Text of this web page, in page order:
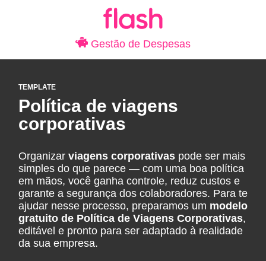
Gestão de Despesas
TEMPLATE
Política de viagens
corporativas
Organizar viagens corporativas pode ser mais
simples do que parece — com uma boa política
em mãos, você ganha controle, reduz custos e
garante a segurança dos colaboradores. Para te
ajudar nesse processo, preparamos um modelo
gratuito de Política de Viagens Corporativas,
editável e pronto para ser adaptado à realidade
da sua empresa.